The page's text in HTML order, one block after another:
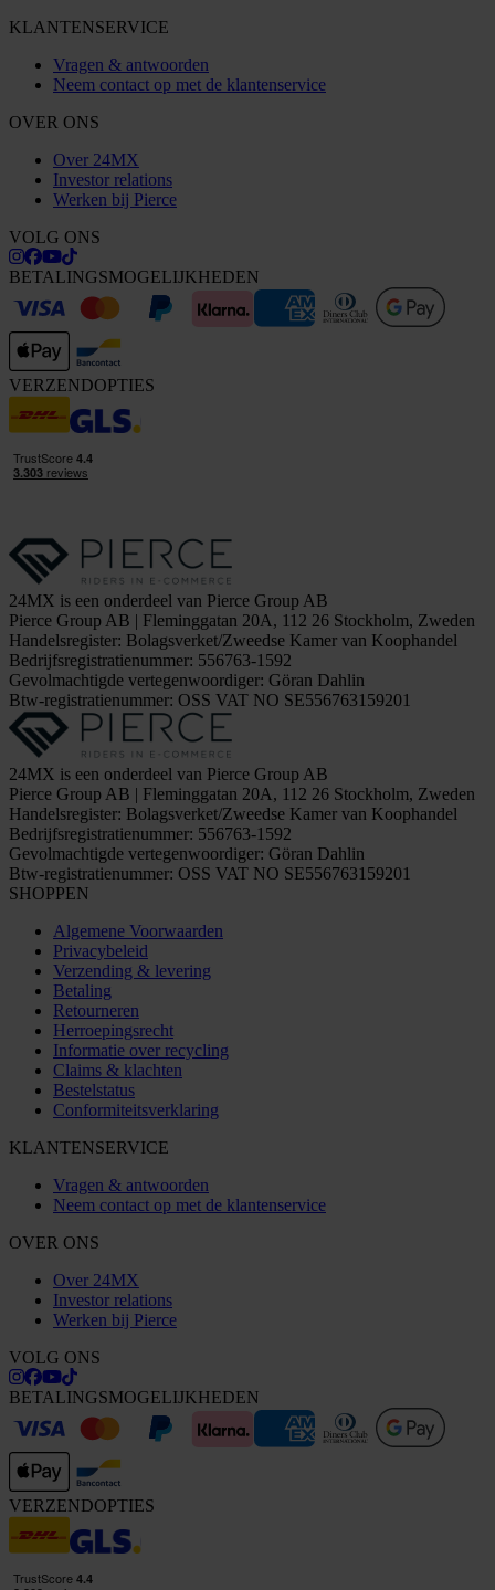
KLANTENSERVICE
Vragen & antwoorden
Neem contact op met de klantenservice
OVER ONS
Over 24MX
Investor relations
Werken bij Pierce
VOLG ONS
BETALINGSMOGELIJKHEDEN
VERZENDOPTIES
24MX is een onderdeel van Pierce Group AB
Pierce Group AB | Fleminggatan 20A, 112 26 Stockholm, Zweden
Handelsregister: Bolagsverket/Zweedse Kamer van Koophandel
Bedrijfsregistratienummer: 556763-1592
Gevolmachtigde vertegenwoordiger: Göran Dahlin
Btw-registratienummer: OSS VAT NO SE556763159201
24MX is een onderdeel van Pierce Group AB
Pierce Group AB | Fleminggatan 20A, 112 26 Stockholm, Zweden
Handelsregister: Bolagsverket/Zweedse Kamer van Koophandel
Bedrijfsregistratienummer: 556763-1592
Gevolmachtigde vertegenwoordiger: Göran Dahlin
Btw-registratienummer: OSS VAT NO SE556763159201
SHOPPEN
Algemene Voorwaarden
Privacybeleid
Verzending & levering
Betaling
Retourneren
Herroepingsrecht
Informatie over recycling
Claims & klachten
Bestelstatus
Conformiteitsverklaring
KLANTENSERVICE
Vragen & antwoorden
Neem contact op met de klantenservice
OVER ONS
Over 24MX
Investor relations
Werken bij Pierce
VOLG ONS
BETALINGSMOGELIJKHEDEN
VERZENDOPTIES